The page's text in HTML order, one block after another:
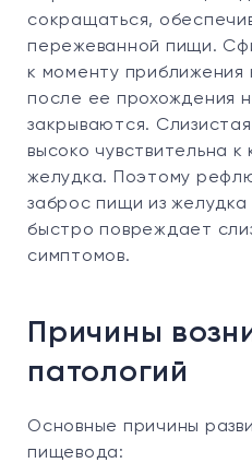
сокращаться,
пережеванной пищи.
к моменту приближения
после ее прохождения
закрываются.
высоко чувствительна
желудка. Поэтому
заброс пищи из
быстро повреждает
симптомов.
Причины
патологий
Основные причины
пищевода: